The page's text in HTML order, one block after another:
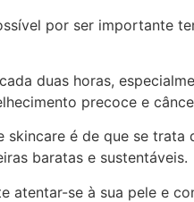
por ser importante
duas horas,
precoce e
é de que se
baratas e sustentáveis.
atentar-se à sua pele e